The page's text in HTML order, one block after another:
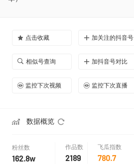
点击收藏 加关注的抖音号
相似号查询 加抖音号对比
监控下次视频 监控下次直播
数据概览
粉丝数
162.8w
作品数
2189
飞瓜指数
780.7